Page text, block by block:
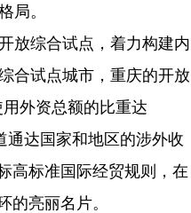
局。
放综合试点，着力构建内
合试点城市，重庆的开放
外资总额的比重达
通达国家和地区的涉外收
高标准国际经贸规则，在
的亮丽名片。